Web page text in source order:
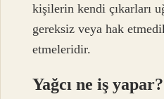
kişilerin kendi çıkarları
gereksiz veya hak
etmeleridir.
Yağcı ne iş yapar?